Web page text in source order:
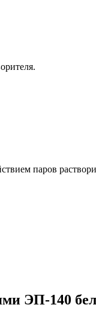
паров
ЭП-140